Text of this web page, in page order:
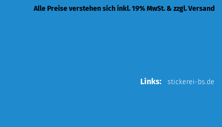
Alle Preise verstehen sich inkl. 19% MwSt. & zzgl. Versand
Links: stickerei-bs.de